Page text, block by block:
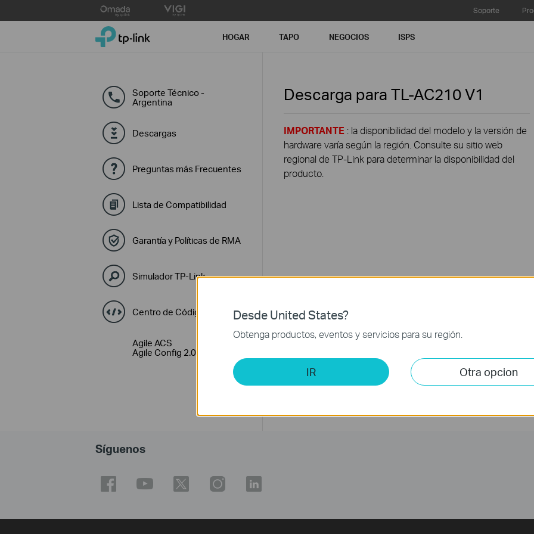
to
Soporte
TP-Link, Reliably Smart HOGAR TAPO NEGOCIOS ISPS
Soporte Técnico -
Argentina
Descargas
Preguntas más Frecuentes
Lista de Compatibilidad
Garantía y Políticas de RMA
Simulador TP-Link
Centro de Códigos GPL
Agile ACS
Agile Config 2.0
Descarga para TL-AC210V1
IMPORTANTE : la disponibilidad del modelo y la versión de
hardware varía según la región. Consulte su sitio web
regional de TP-Link para determinar la disponibilidad del
producto.
Síguenos
Desde United States?
Obtenga productos, eventos y servicios para su región.
IR Otra opcion